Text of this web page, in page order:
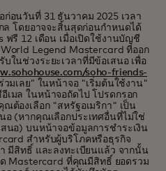
อนวันที่ 31 ธันวาคม 2025 เวลา
ล โดยอาจจะสิ้นสุดก่อนกำหนดได้
รี 12 เดือน เมื่อเปิดใช้งานบัญชี
Legend Mastercard ที่ออก
ในช่วงระยะเวลาที่มีข้อเสนอ เพื่อ
soho-friends-
วมเลย” ในหน้าจอ "เริ่มต้นใช้งาน"
เมล ในหน้าจอถัดไป โปรดกรอก
ต้องเลือก "สหรัฐอเมริกา" เป็น
อ (หากคุณเลือกประเทศอื่นที่ไม่ใช่
นอ) บนหน้าจอข้อมูลการชำระเงิน
สำหรับผู้บริโภคหรือธุรกิจ
มีสิทธิ์ และลงทะเบียนแล้ว จากนั้น
ด Mastercard ที่คุณมีสิทธิ์ ยอดรวม